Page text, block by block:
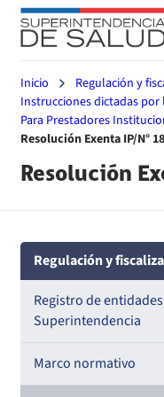
Inicio
Regulación y
Instrucciones dictadas
Para Prestadores
Resolución Exenta IP/N°
Resolución
Regulación y
Registro de
Superintendencia
Registro de
Marco normativo